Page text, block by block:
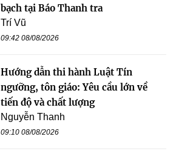
bạch tại Báo Thanh tra
Trí Vũ
09:42 08/08/2026
Hướng dẫn thi hành Luật Tín
ngưỡng, tôn giáo: Yêu cầu lớn về
tiến độ và chất lượng
Nguyễn Thanh
09:10 08/08/2026